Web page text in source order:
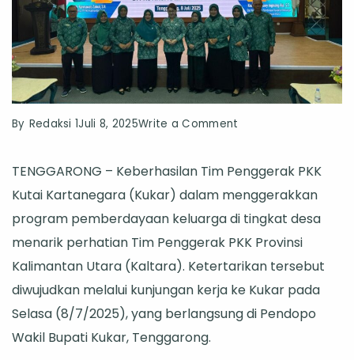
By Redaksi 1Juli 8, 2025Write a Comment
PKK
Kukar
Tarik
Perhatian
PKK
Kaltara,
Jajaki
TENGGARONG – Keberhasilan Tim Penggerak PKK
Kutai Kartanegara (Kukar) dalam menggerakkan
program pemberdayaan keluarga di tingkat desa
menarik perhatian Tim Penggerak PKK Provinsi
Kalimantan Utara (Kaltara). Ketertarikan tersebut
diwujudkan melalui kunjungan kerja ke Kukar pada
Selasa (8/7/2025), yang berlangsung di Pendopo
Wakil Bupati Kukar, Tenggarong.